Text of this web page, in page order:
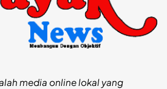
media online lokal yang